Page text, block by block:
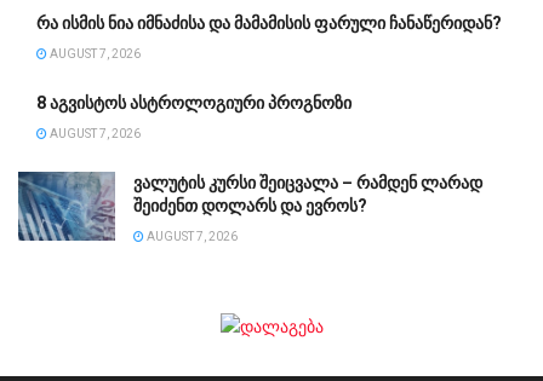
რა ისმის ნია იმნაძისა და მამამისის ფარული ჩანაწერიდან?
AUGUST 7, 2026
8 აგვისტოს ასტროლოგიური პროგნოზი
AUGUST 7, 2026
ვალუტის კურსი შეიცვალა – რამდენ ლარად
შეიძენთ დოლარს და ევროს?
AUGUST 7, 2026